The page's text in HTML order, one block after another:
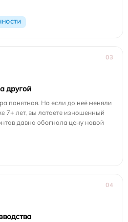
03
другой
понятная. Но если до неё меняли
7+ лет, вы латаете изношенный
давно обогнала цену новой
04